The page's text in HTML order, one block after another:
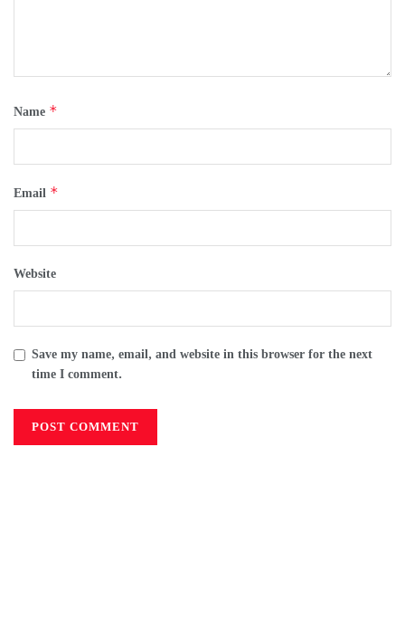
Name *
Email *
Website
Save my name, email, and website in this browser for the next
time I comment.